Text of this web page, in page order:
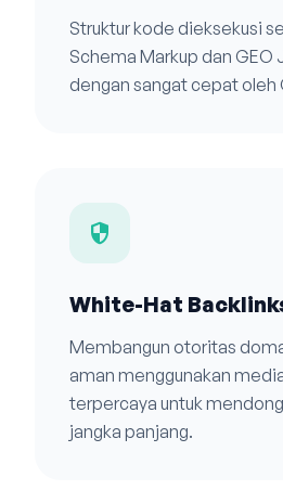
Struktur kode dieksekusi
Schema Markup dan GEO
dengan sangat cepat oleh
security
White-Hat
Membangun otoritas
aman menggunakan
terpercaya untuk
jangka panjang.